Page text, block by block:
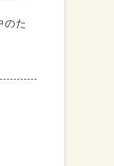
のた